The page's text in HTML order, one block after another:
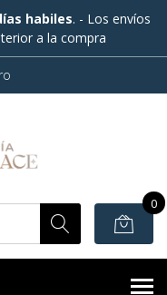
habiles. - Los envíos
a la compra
0